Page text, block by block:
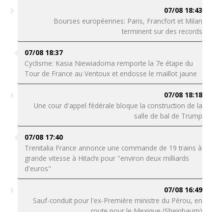
07/08 18:43
Bourses européennes: Paris, Francfort et Milan
terminent sur des records
07/08 18:37
Cyclisme: Kasia Niewiadoma remporte la 7e étape du
Tour de France au Ventoux et endosse le maillot jaune
07/08 18:18
Une cour d'appel fédérale bloque la construction de la
salle de bal de Trump
07/08 17:40
Trenitalia France annonce une commande de 19 trains à
grande vitesse à Hitachi pour "environ deux milliards
d'euros"
07/08 16:49
Sauf-conduit pour l'ex-Première ministre du Pérou, en